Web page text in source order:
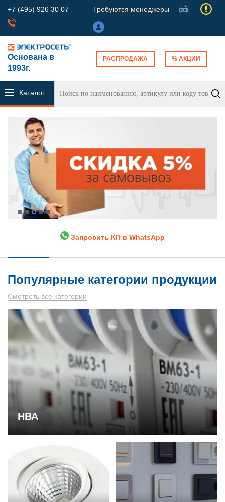
+7 (495) 926 30 07 Требуются менеджеры
Основана в
1993г.
РАСПРОДАЖА % АКЦИИ
Каталог
продукции
Запросить КП в WhatsApp
Популярные категории продукции
Смотреть все категории
НВА